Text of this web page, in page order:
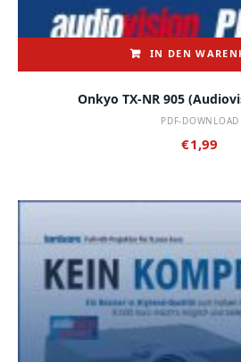
IN DEN
Onkyo TX-NR 905
PDF-DOWNLOAD
€1,99